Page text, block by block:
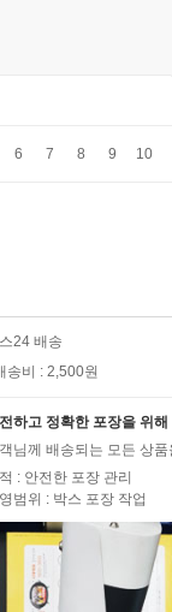
6 7 8 9 10
24 배송
송비 : 2,500원
하고 정확한 포장을 위
님께 배송되는 모든 상
: 안전한 포장 관리
범위 : 박스 포장 작업